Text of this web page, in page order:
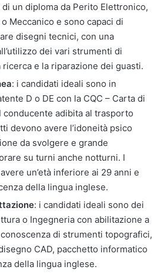
un diploma da Perito Elettronico,
Meccanico e sono capaci di
disegni tecnici, con una
dei vari strumenti di
e la riparazione dei guasti.
: i candidati ideali sono in
D o DE con la CQC – Carta di
conducente adibita al trasporto
devono avere l’idoneità psico
da svolgere e grande
su turni anche notturni. I
un’età inferiore ai 29 anni e
della lingua inglese.
: i candidati ideali sono dei
o Ingegneria con abilitazione a
di strumenti topografici,
CAD, pacchetto informatico
della lingua inglese.